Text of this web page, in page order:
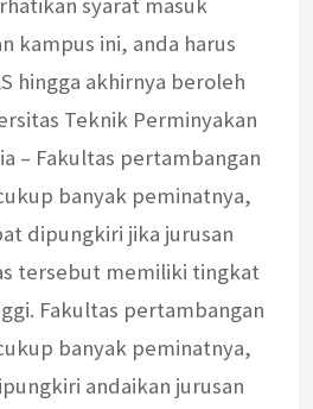
syarat masuk
kampus ini, anda harus
hingga akhirnya beroleh
Teknik Perminyakan
– Fakultas pertambangan
banyak peminatnya,
dipungkiri jika jurusan
tersebut memiliki tingkat
Fakultas pertambangan
banyak peminatnya,
andaikan jurusan